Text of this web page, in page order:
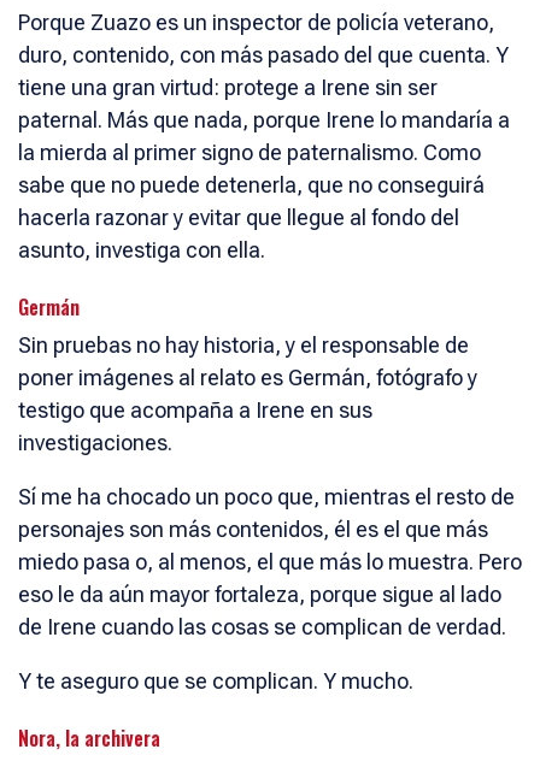
Porque Zuazo es un inspector de policía veterano,
duro, contenido, con más pasado del que cuenta. Y
tiene una gran virtud: protege a Irene sin ser
paternal. Más que nada, porque Irene lo mandaría a
la mierda al primer signo de paternalismo. Como
sabe que no puede detenerla, que no conseguirá
hacerla razonar y evitar que llegue al fondo del
asunto, investiga con ella.
Germán
Sin pruebas no hay historia, y el responsable de
poner imágenes al relato es Germán, fotógrafo y
testigo que acompaña a Irene en sus
investigaciones.
Sí me ha chocado un poco que, mientras el resto de
personajes son más contenidos, él es el que más
miedo pasa o, al menos, el que más lo muestra. Pero
eso le da aún mayor fortaleza, porque sigue al lado
de Irene cuando las cosas se complican de verdad.
Y te aseguro que se complican. Y mucho.
Nora, la archivera